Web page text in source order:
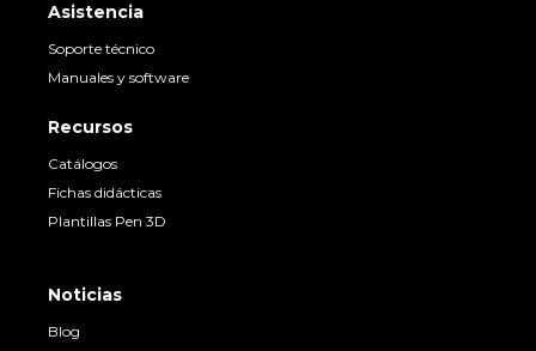
Asistencia
Soporte técnico
Manuales y software
Recursos
Catálogos
Fichas didácticas
Plantillas Pen 3D
Noticias
Blog